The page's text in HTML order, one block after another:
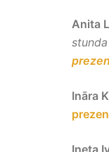
Anita
Ināra
Ineta